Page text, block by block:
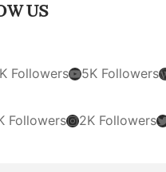
US
FollowersYouTube 5K FollowersWordPress
FollowersInstagram2K FollowersTwitter